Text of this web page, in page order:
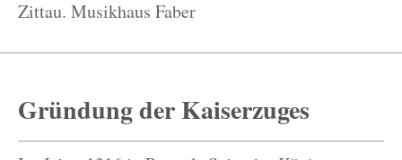
Zittau. Musikhaus Faber
Gründung der Kaiserzuges